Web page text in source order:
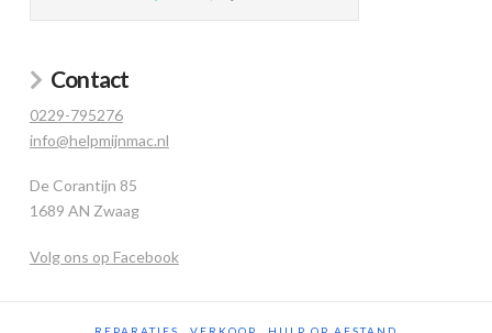
Contact
0229-795276
info@helpmijnmac.nl
De Corantijn 85
1689 AN Zwaag
Volg ons op Facebook